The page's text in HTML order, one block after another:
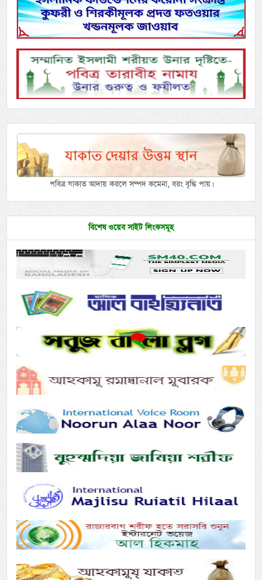
পবিত্র যাকাত আদায় করলে সম্পদ কমেনা, বরং বৃদ্ধি পায়।
বিশেষ ওয়েব সাইট লিংকসমূহ